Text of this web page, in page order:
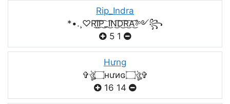
Rip_Indra
*•.¸♡R͜͡I͜͡P͜͡_I͜͡N͜͡D͜͡R͜͡A͜͡༻꧂
5 1
Hưng
✞ঔৣ۝нưиɢ۝ঔৣ✞
16 14